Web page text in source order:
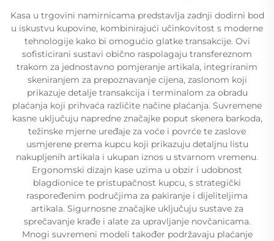
Kasa u trgovini namirnicama predstavlja zadnji dodirni bod
u iskustvu kupovine, kombinirajući učinkovitost s moderne
tehnologije kako bi omogućio glatke transakcije. Ovi
sofisticirani sustavi obično raspolagaju transfereznom
trakom za jednostavno pomjeranje artikala, integriranim
skeniranjem za prepoznavanje cijena, zaslonom koji
prikazuje detalje transakcija i terminalom za obradu
plaćanja koji prihvaća različite načine plaćanja. Suvremene
kasne uključuju napredne značajke poput skenera barkoda,
težinske mjerne uređaje za voće i povrće te zaslove
usmjerene prema kupcu koji prikazuju detaljnu listu
nakupljenih artikala i ukupan iznos u stvarnom vremenu.
Ergonomski dizajn kase uzima u obzir i udobnost
blagdionice te pristupačnost kupcu, s strategički
raspoređenim područjima za pakiranje i dijeliteljima
artikala. Sigurnosne značajke uključuju sustave za
sprečavanje krađe i alate za upravljanje novčanicama.
Mnogi suvremeni modeli također podržavaju plaćanje